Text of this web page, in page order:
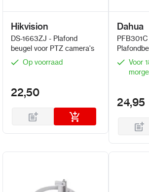
Hikvision
DS-1663ZJ - Plafond
beugel voor PTZ camera's
Op voorraad
22,50
Dahua
Dome
Voor
24,95